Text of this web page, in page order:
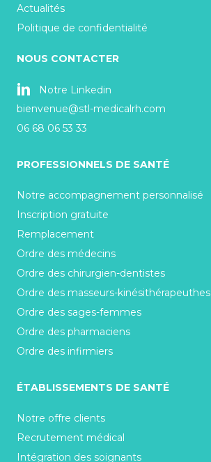
Actualités
Politique de confidentialité
NOUS CONTACTER
Notre Linkedin
bienvenue@stl-medicalrh.com
06 68 06 53 33
PROFESSIONNELS DE SANTÉ
Notre accompagnement personnalisé
Inscription gratuite
Remplacement
Ordre des médecins
Ordre des chirurgien-dentistes
Ordre des masseurs-kinésithérapeuthes
Ordre des sages-femmes
Ordre des pharmaciens
Ordre des infirmiers
ÉTABLISSEMENTS DE SANTÉ
Notre offre clients
Recrutement médical
Intégration des soignants